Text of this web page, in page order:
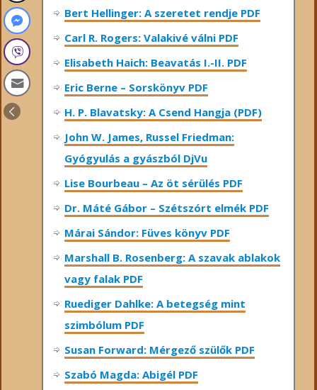
Bert Hellinger: A ​szeretet rendje PDF
Carl R. Rogers: Valakivé válni PDF
Elisabeth Haich: Beavatás I.-II. PDF
Eric Berne – Sorskönyv PDF
H. P. Blavatsky: A Csend Hangja (PDF)
John W. James, Russel Friedman:
Gyógyulás a gyászból DjVu
Lise Bourbeau – Az öt sérülés PDF
Dr. Máté Gábor – Szétszórt elmék PDF
Márai Sándor: Füves könyv PDF
Marshall B. Rosenberg: A szavak ablakok
vagy falak PDF
Ruediger Dahlke: A betegség mint
szimbólum PDF
Susan Forward: Mérgező szülők PDF
Szabó Magda: Abigél PDF